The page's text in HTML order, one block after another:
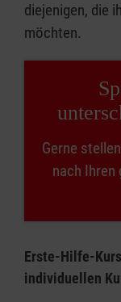
diejenigen, die
möchten.
Gerne
nach Ihren
Erste-Hilfe-
individuellen